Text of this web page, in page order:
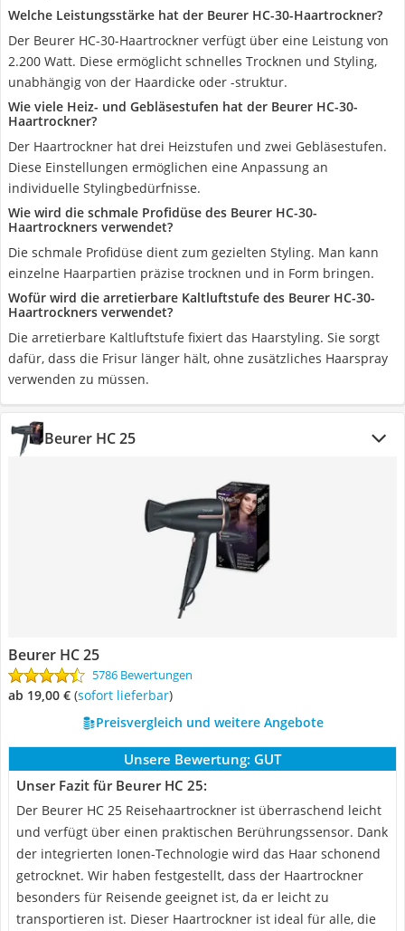
Welche Leistungsstärke hat der Beurer HC-30-Haartrockner?
Der Beurer HC-30-Haartrockner verfügt über eine Leistung von
2.200 Watt. Diese ermöglicht schnelles Trocknen und Styling,
unabhängig von der Haardicke oder -struktur.
Wie viele Heiz- und Gebläsestufen hat der Beurer HC-30-
Haartrockner?
Der Haartrockner hat drei Heizstufen und zwei Gebläsestufen.
Diese Einstellungen ermöglichen eine Anpassung an
individuelle Stylingbedürfnisse.
Wie wird die schmale Profidüse des Beurer HC-30-
Haartrockners verwendet?
Die schmale Profidüse dient zum gezielten Styling. Man kann
einzelne Haarpartien präzise trocknen und in Form bringen.
Wofür wird die arretierbare Kaltluftstufe des Beurer HC-30-
Haartrockners verwendet?
Die arretierbare Kaltluftstufe fixiert das Haarstyling. Sie sorgt
dafür, dass die Frisur länger hält, ohne zusätzliches Haarspray
verwenden zu müssen.
Beurer HC 25
Beurer HC 25
5786 Bewertungen
ab 19,00 € ( Sofort lieferbar)
Preisvergleich und weitere Angebote
Unsere Bewertung: GUT
Unser Fazit für Beurer HC 25:
Der Beurer HC 25 Reisehaartrockner ist überraschend leicht
und verfügt über einen praktischen Berührungssensor. Dank
der integrierten Ionen-Technologie wird das Haar schonend
getrocknet. Wir haben festgestellt, dass der Haartrockner
besonders für Reisende geeignet ist, da er leicht zu
transportieren ist. Dieser Haartrockner ist ideal für alle, die